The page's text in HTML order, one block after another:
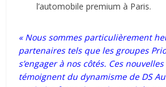
l’automobile premium à Paris.
« Nous sommes particulièrement
partenaires tels que les groupes
s’engager à nos côtés. Ces
témoignent du dynamisme de DS